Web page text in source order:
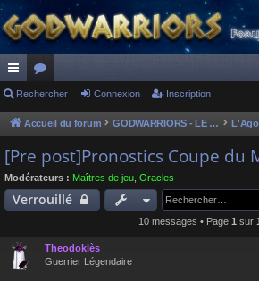
ac
co
ur
ci
or
u
s
Rechercher Connexion Inscription
Accueil du forum GODWARRIORS - LE JEU
[Pre post]Pronostics Coupe du
Modérateurs : Maîtres de jeu Oracles
Verrouillé
10 messages • Page 1 sur
Theodoklès
Guerrier Légendaire